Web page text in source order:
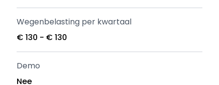
Wegenbelasting per kwartaal
€ 130 - € 130
Demo
Nee